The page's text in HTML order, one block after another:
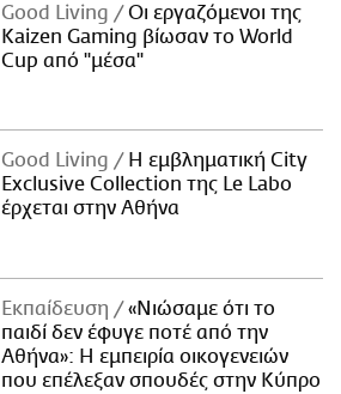
Good Living
Οι εργαζόμενοι της
Kaizen Gaming βίωσαν το World
Cup από "μέσα"
Good Living
Η εμβληματική City
Exclusive Collection της Le Labo
έρχεται στην Αθήνα
Εκπαίδευση
«Νιώσαμε ότι το
παιδί δεν έφυγε ποτέ από την
Αθήνα»: Η εμπειρία οικογενειών
που επέλεξαν σπουδές στην Κύπρο